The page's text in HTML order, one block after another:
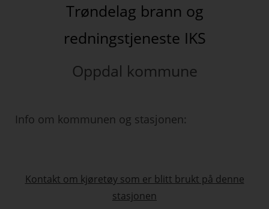
Trøndelag brann og
redningstjeneste IKS
Oppdal kommune
Info om kommunen og stasjonen:
Kontakt om kjøretøy som er blitt brukt på denne
stasjonen